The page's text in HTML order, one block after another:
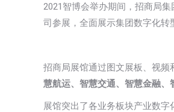
2021智博会举办期间，招商局集
司参展，全面展示集团数字化转
招商局展馆通过图文展板、视
慧航运、智慧交通、智慧金融、
展馆突出了各业务板块产业数